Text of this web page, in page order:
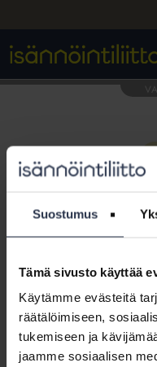
Suostumus
Tämä sivusto käyttää
Käytämme evästeitä
räätälöimiseen,
tukemiseen ja
jaamme sosiaalisen
Tämä